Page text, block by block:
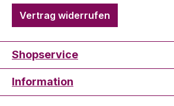
Vertrag widerrufen
Shopservice
Information